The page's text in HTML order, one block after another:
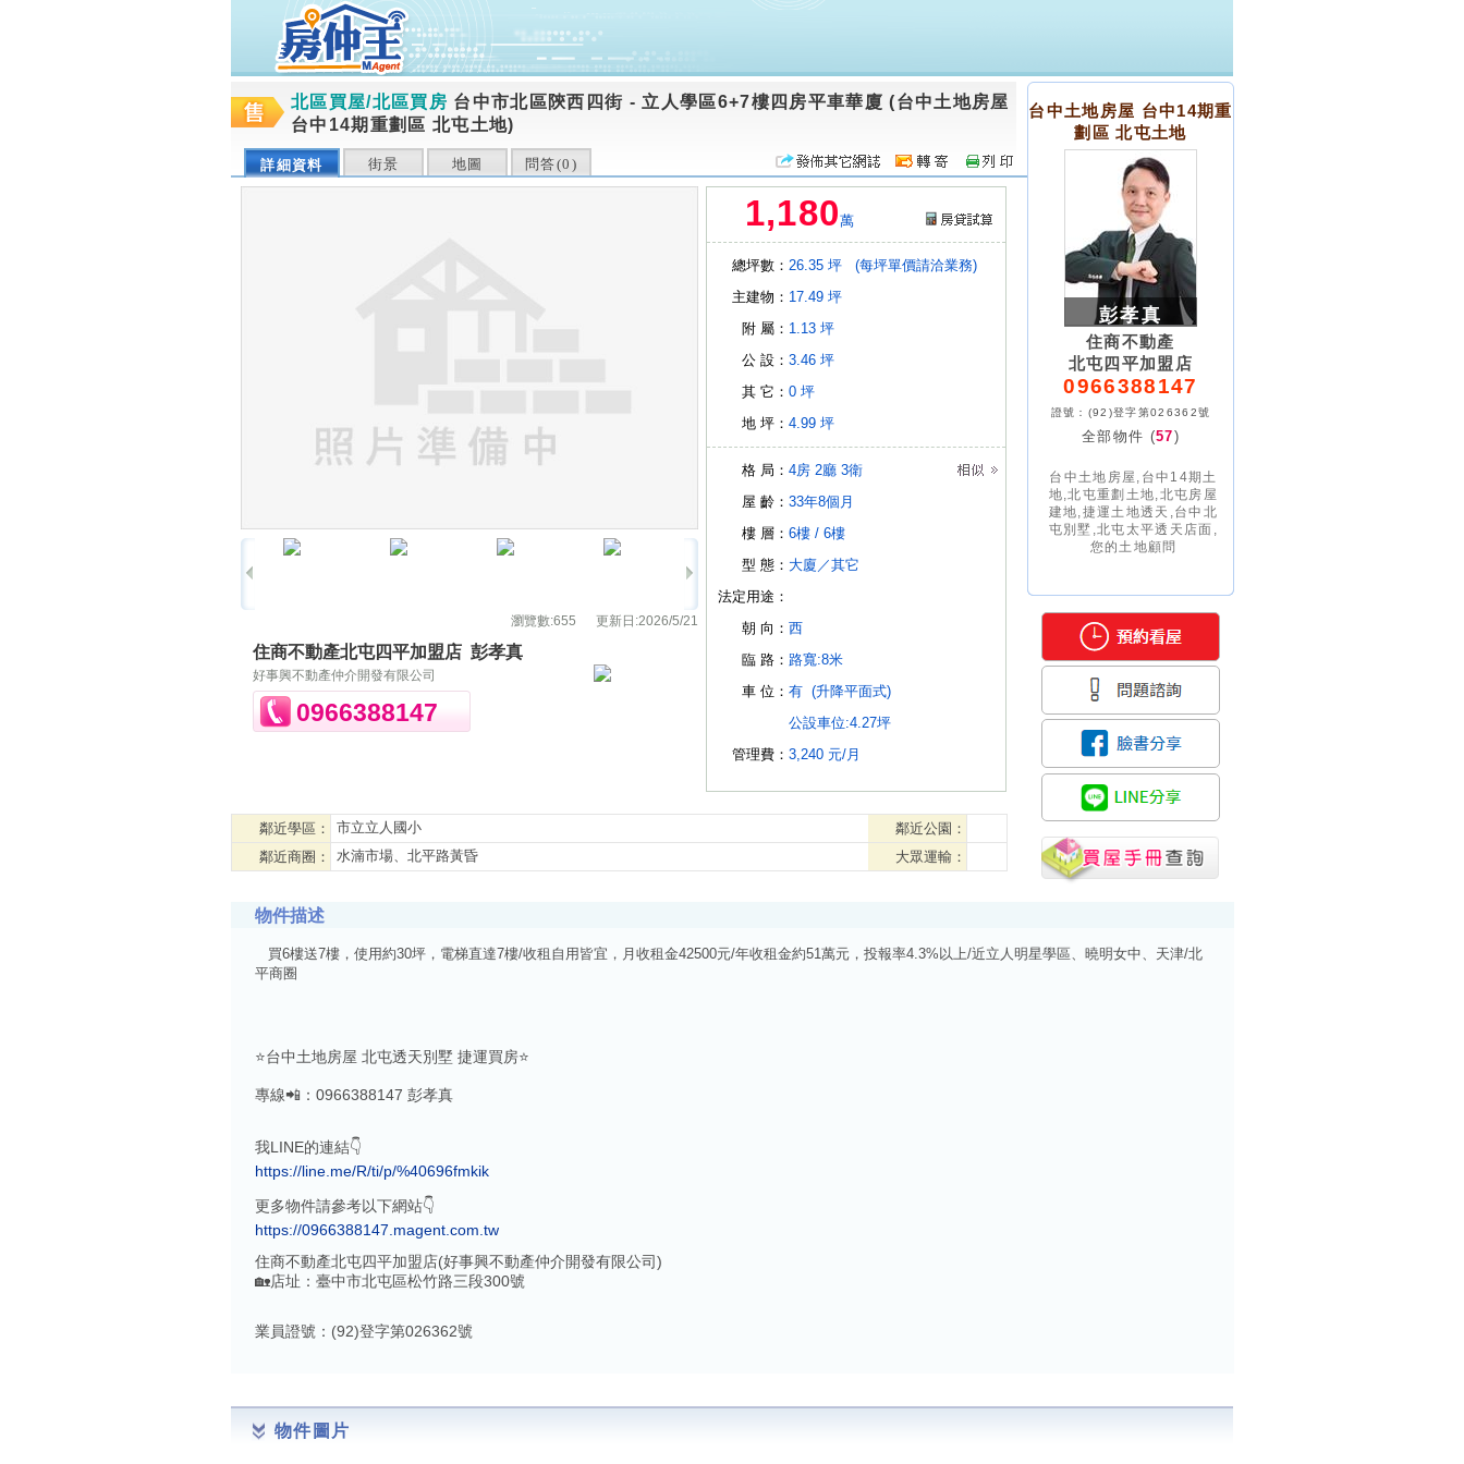
北區買屋/北區買房 台中市北區陝西四街 - 立人學區6+7樓四房平車華廈 (台中土地房屋
台中14期重劃區 北屯土地)
詳細資料 街景 地圖 問答(0 )
瀏覽數:655 更新日:2026/5/21
住商不動產北屯四平加盟店 彭孝真
好事興不動產仲介開發有限公司
0966388147
1,180萬
總坪數： 26.35 坪
(每坪單價請洽業務)
主建物： 17.49 坪
附 屬： 1.13 坪
公 設： 3.46 坪
其 它： 0 坪
地 坪： 4.99 坪
格 局： 4房 2廳 3衛
屋 齡： 33年8個月
樓 層： 6樓 / 6樓
型 態： 大廈／其它
法定用途：
朝 向： 西
臨 路： 路寬:8米
車 位： 有 (升降平面式)
公設車位:4.27坪
管理費： 3,240 元/月
鄰近學區： 市立立人國小
鄰近公園：
鄰近商圈：
水湳市場、北平路黃昏 大眾運輸：
台中土地房屋 台中14期重
劃區 北屯土地
彭孝真
住商不動產
北屯四平加盟店
0966388147
證號：(92)登字第026362號
全部物件 (57)
台中土地房屋,台中14期土
地,北屯重劃土地,北屯房屋
建地,捷運土地透天,台中北
屯別墅,北屯太平透天店面,
您的土地顧問
物件描述
買6樓送7樓，使用約30坪，電梯直達7樓/收租自用皆宜，月收租金42500元/年收租金約51萬元，投報率4.3%以上/近立人明星學區、曉明女中、天津/北
平商圈
⭐️台中土地房屋 北屯透天別墅 捷運買房⭐️
專線📲：0966388147 彭孝真
我LINE的連結👇
https://line.me/R/ti/p/%40696fmkik
更多物件請參考以下網站👇
https://0966388147.magent.com.tw
住商不動產北屯四平加盟店(好事興不動產仲介開發有限公司)
🏡店址：臺中市北屯區松竹路三段300號
業員證號：(92)登字第026362號
物件圖片